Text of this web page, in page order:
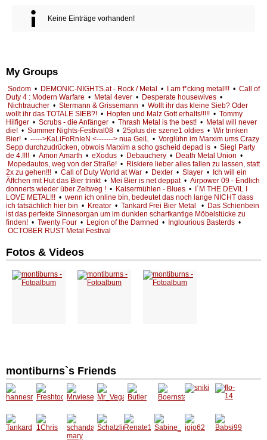
Keine Einträge vorhanden!
My Groups
Sodom • DEMONIC-NIGHTS.at - Rock / Metal • I am f*cking metal!!! • Call of
Duty 4 : Modern Warfare • Metal 4ever • Desperate housewives •
Nichtraucher • Stermann & Grissemann • Wollt ihr das kleine Sieb? Oder
wollt ihr das TOTALE SIEB?! • Hopfen und Malz Gott erhalts!!!!! • Tommy
Hilfiger • Scrubs - die Anfänger • Thrash Metal is the best! • Metal will never
die! • Summer Nights-Festival08 • 25plus die szene1 oldies • Wir trinken
Bier! • ----->KaLiFoRnIeN <-------> nua GeiL • Vorglühn im Marxim ums Crazy
Sepp durchzudrücken, obwois Marxim a scho gscheid depad is • Siegl Party
de 4.!!!! • Amon Amarth • eXodus • Debauchery • Death Metal Union •
Mopedautos, weg von der Straße! • Riskiere lieber alles fallen zu lassen, statt
2x zu gehen!!! • Call of Duty World at War • Dexter • Slayer • Ich will ein
Äffchen mit Hut das Bier trinkt • Mei Bier is net deppat • Airpower 09 - Endlich
donnerts wieder über Zeltweg ! • Kaisermühlen - Blues • I´M THE DEVIL I
LOVE METAL!!! • wenn ich online bin, bedeutet das noch lange NICHT dass
ich tatsächlich hier bin • Kreator • Tankard Frei Bier Metal • Das Schienbein
ist das perfekte Sinnesorgan um im dunklen scharfkantige Möbelstücke zu
finden! • Twenty Four • Legion of the Damned • Inglourious Basterds •
OCTOBER RUST Metal Festival
Fotos & Videos
montiburns`s Friends